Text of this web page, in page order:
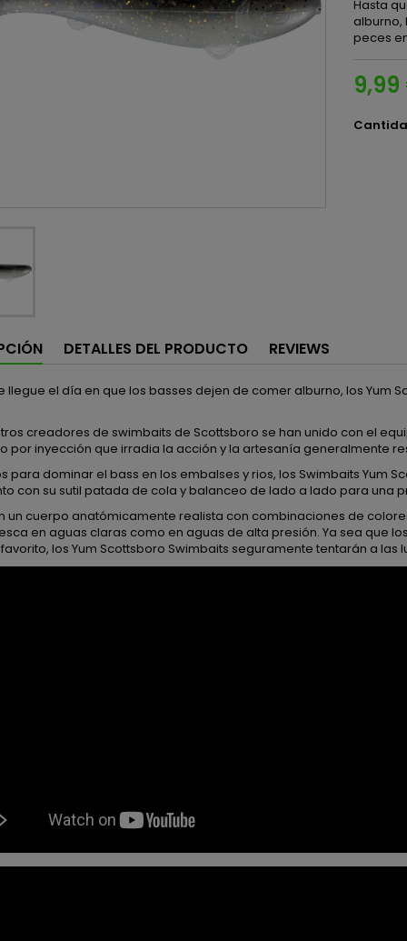
Hasta
alburno,
peces
DETALLES DEL PRODUCTO REVIEWS
llegue el día en que los basses dejen de comer alburno, los Yum
creadores de swimbaits de Scottsboro se han unido con el
por inyección que irradia la acción y la artesanía generalmente
para dominar el bass en los embalses y rios, los Swimbaits Yum
con su sutil patada de cola y balanceo de lado a lado para una
un cuerpo anatómicamente realista con combinaciones de
en aguas claras como en aguas de alta presión. Ya sea que
los Yum Scottsboro Swimbaits seguramente tentarán a